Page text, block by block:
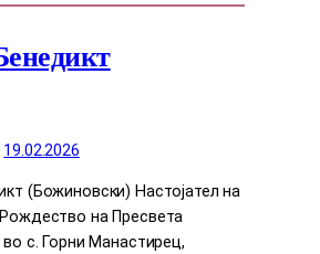
19.02.2026
(Божиновски) Настојател на
на Пресвета
с. Горни Манастирец,